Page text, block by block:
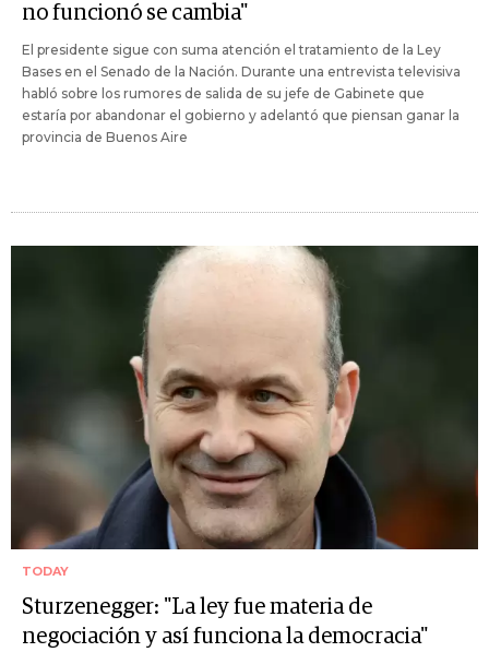
no funcionó se cambia"
El presidente sigue con suma atención el tratamiento de la Ley
Bases en el Senado de la Nación. Durante una entrevista televisiva
habló sobre los rumores de salida de su jefe de Gabinete que
estaría por abandonar el gobierno y adelantó que piensan ganar la
provincia de Buenos Aire
TODAY
Sturzenegger: "La ley fue materia de
negociación y así funciona la democracia"